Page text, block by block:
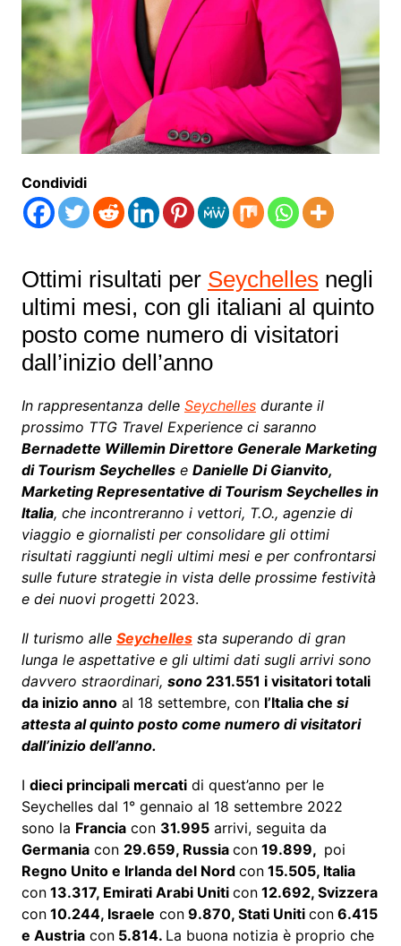
Condividi
Ottimi risultati per Seychelles negli
ultimi mesi, con gli italiani al quinto
posto come numero di visitatori
dall’inizio dell’anno
In rappresentanza delle Seychellesdurante il
prossimo TTG Travel Experience ci saranno
Bernadette Willemin Direttore Generale Marketing
di Tourism Seychellese Danielle Di Gianvito,
Marketing Representative di Tourism Seychelles in
Italia, che incontreranno i vettori, T.O., agenzie di
viaggio e giornalisti per consolidare gli ottimi
risultati raggiunti negli ultimi mesi e per confrontarsi
sulle future strategie in vista delle prossime festività
e dei nuovi progetti 2023.
Il turismo alle Seychellessta superando di gran
lunga le aspettative e gli ultimi dati sugli arrivi sono
davvero straordinari, sono 231.551 i visitatori totali
da inizio annoal 18 settembre, con l’Italia che si
attesta al quinto posto come numero di visitatori
dall’inizio dell’anno.
I dieci principali mercatidi quest’anno per le
Seychelles dal 1° gennaio al 18 settembre 2022
sono la Franciacon 31.995arrivi, seguita da
Germaniacon 29.659, Russia con19.899, poi
Regno Unito e Irlanda del Nord con15.505, Italia
con13.317, Emirati Arabi Uniti con12.692, Svizzera
con10.244, Israele con9.870, Stati Uniti con6.415
e Austriacon5.814. La buona notizia è proprio che